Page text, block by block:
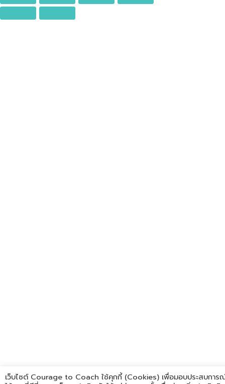
เว็บไซต์ Courage to Coach ใช้คุกกี้ (Cookies) เพื่อมอบประสบการ